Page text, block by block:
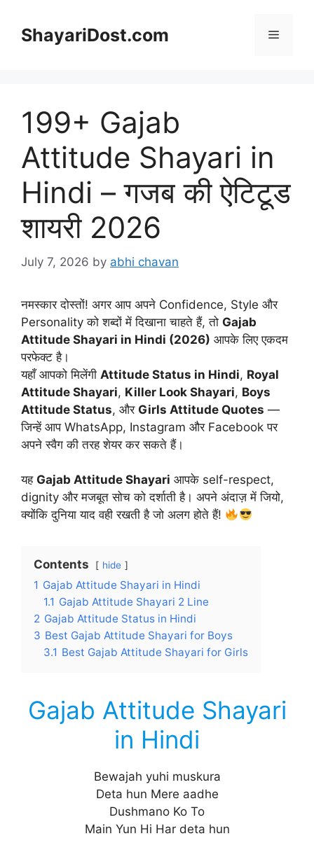
contentShayariDost.com Menu
199+ Gajab
Attitude Shayari in
Hindi – गजब की ऐटिटूड
शायरी 2026
July 7, 2026 by abhi chavan
नमस्कार दोस्तों! अगर आप अपने Confidence, Style और
Personality को शब्दों में दिखाना चाहते हैं, तो Gajab
Attitude Shayari in Hindi (2026) आपके लिए एकदम
परफेक्ट है।
यहाँ आपको मिलेंगी Attitude Status in Hindi, Royal
Attitude Shayari, Killer Look Shayari, Boys
Attitude Status, और Girls Attitude Quotes —
जिन्हें आप WhatsApp, Instagram और Facebook पर
अपने स्वैग की तरह शेयर कर सकते हैं।
यह Gajab Attitude Shayari आपके self-respect,
dignity और मजबूत सोच को दर्शाती है। अपने अंदाज़ में जियो,
क्योंकि दुनिया याद वही रखती है जो अलग होते हैं!
Contents hide
1 Gajab Attitude Shayari in Hindi
1.1 Gajab Attitude Shayari 2 Line
2 Gajab Attitude Status in Hindi
3 Best Gajab Attitude Shayari for Boys
3.1 Best Gajab Attitude Shayari for Girls
Gajab Attitude Shayari
in Hindi
Bewajah yuhi muskura
Deta hun Mere aadhe
Dushmano Ko To
Main Yun Hi Har deta hun